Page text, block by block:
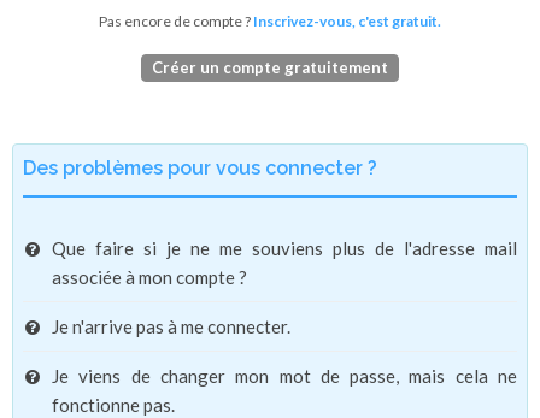
Pas encore de compte ? Inscrivez-vous, c'est gratuit.
Créer un compte gratuitement
Des problèmes pour vous connecter ?
Que faire si je ne me souviens plus de l'adresse mail
associée à mon compte ?
Je n'arrive pas à me connecter.
Je viens de changer mon mot de passe, mais cela ne
fonctionne pas.